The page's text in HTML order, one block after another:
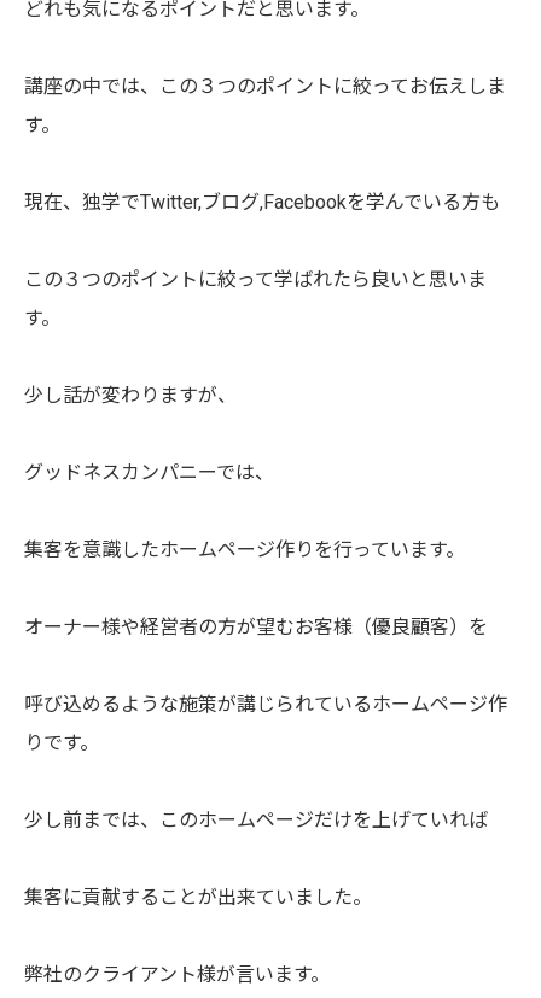
どれも気になるポイントだと思います。
講座の中では、この３つのポイントに絞ってお伝えしま
す。
現在、独学でTwitter,ブログ,Facebookを学んでいる方も
この３つのポイントに絞って学ばれたら良いと思いま
す。
少し話が変わりますが、
グッドネスカンパニーでは、
集客を意識したホームページ作りを行っています。
オーナー様や経営者の方が望むお客様（優良顧客）を
呼び込めるような施策が講じられているホームページ作
りです。
少し前までは、このホームページだけを上げていれば
集客に貢献することが出来ていました。
弊社のクライアント様が言います。